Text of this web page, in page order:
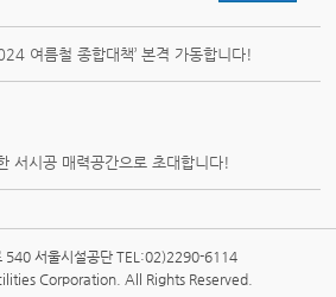
여름철 종합대책’ 본격 가동합니다!
서시공 매력공간으로 초대합니다!
540 서울시설공단 TEL:02)2290-6114
Corporation. All Rights Reserved.